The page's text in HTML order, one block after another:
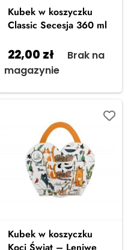
Kubek w koszyczku
Classic Secesja 360 ml
22,00 zł
Brak na
magazynie
Kubek w koszyczku